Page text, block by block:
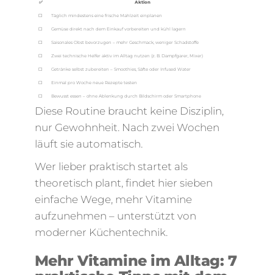
✅ Aktion
☐ Täglich mindestens eine frische Mahlzeit einplanen
☐ Gemüse direkt nach dem Einkauf vorbereiten und kühl lagern
☐ Saisonales Obst bevorzugen – mehr Geschmack, weniger Schadstoffe
☐ Zwei technische Helfer aktiv im Alltag nutzen (z. B. Dampfgarer, Mixer)
☐ Getränke selbst zubereiten – Smoothies, Säfte oder Infused Water
☐ Einmal pro Woche neue Rezepte testen
☐ Bewusst essen – ohne Ablenkung durch Bildschirm oder Smartphone
Diese Routine braucht keine Disziplin,
nur Gewohnheit. Nach zwei Wochen
läuft sie automatisch.
Wer lieber praktisch startet als
theoretisch plant, findet hier sieben
einfache Wege, mehr Vitamine
aufzunehmen – unterstützt von
moderner Küchentechnik.
Mehr Vitamine im Alltag: 7